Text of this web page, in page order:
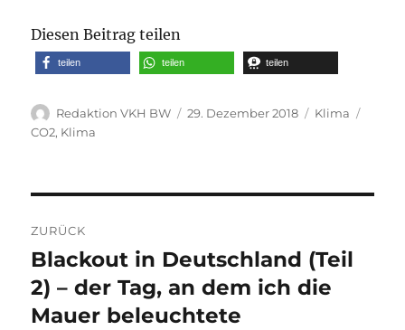
Diesen Beitrag teilen
teilen teilen teilen
Autor
Redaktion VKH BW
Veröffentlicht
29. Dezember 2018 Kategorien
Klima
CO2, Klima
ZURÜCK
Vorheriger
Beitrag:
Blackout in Deutschland (Teil
2) – der Tag, an dem ich die
Mauer beleuchtete